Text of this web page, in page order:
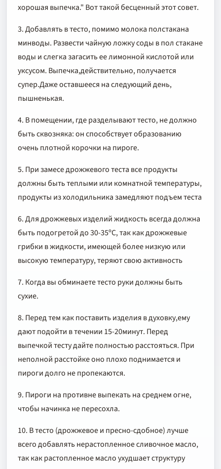
хорошая выпечка." Вот такой бесценный этот совет.
3. Добавлять в тесто, помимо молока полстакана
минводы. Развести чайную ложку соды в пол стакане
воды и слегка загасить ее лимонной кислотой или
уксусом. Выпечка,действительно, получается
супер.Даже оставшееся на следующий день,
пышненькая.
4. В помещении, где разделывают тесто, не должно
быть сквозняка: он способствует образованию
очень плотной корочки на пироге.
5. При замесе дрожжевого теста все продукты
должны быть теплыми или комнатной температуры,
продукты из холодильника замедляют подъем теста
6. Для дрожжевых изделий жидкость всегда должна
быть подогретой до 30-35ºС, так как дрожжевые
грибки в жидкости, имеющей более низкую или
высокую температуру, теряют свою активность
7. Когда вы обминаете тесто руки должны быть
сухие.
8. Перед тем как поставить изделия в духовку,ему
дают подойти в течении 15-20минут. Перед
выпечкой тесту дайте полностью расстояться. При
неполной расстойке оно плохо поднимается и
пироги долго не пропекаются.
9. Пироги на противне выпекать на среднем огне,
чтобы начинка не пересохла.
10. В тесто (дрожжевое и пресно-сдобное) лучше
всего добавлять нерастопленное сливочное масло,
так как растопленное масло ухудшает структуру